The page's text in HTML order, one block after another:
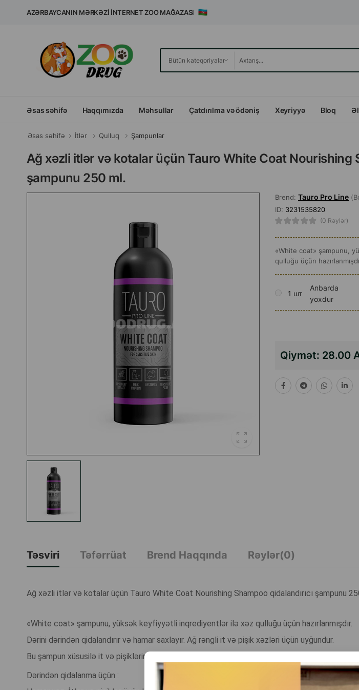
AZƏRBAYCANIN MƏRKƏZI İNTERNET ZOO MAĞAZASI
Əsas səhifə Haqqımızda Məhsullar Çatdırılma və ödəniş Xeyriyyə Bloq
Əsas səhifə İtlər Qulluq Şampunlar
Ağ xəzli itlər və kotalar üçün Tauro White Coat Nourishing
şampunu 250 ml.
Brend: Tauro Pro Line
ID: 3231535820
(0 Rəylər)
«White coat» şampunu,
qulluğu üçün
1 шт
Anbarda
yoxdur
Qiymət: 28.00
Təsviri Təfərrüat Brend Haqqında Rəylər(0)
Ağ xəzli itlər və kotalar üçün Tauro White Coat Nourishing Shampoo qidalandırıcı şampunu
«White coat» şampunu, yüksək keyfiyyətli inqrediyentlər ilə xəz qulluğu üçün hazırlanmışdır.
Dərini dərindən qidalandırır və hamar saxlayır. Ağ rəngli it və pişik xəzləri üçün uyğundur.
Bu şampun xüsusilə it və pişiklərinin ağ xəzlərini hamar və təmiz saxlamaq üçün hazırlanmışdır.
Dərindən qidalanma üçün :